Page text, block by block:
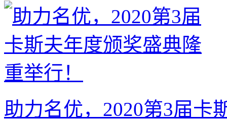
助力名优，2020第3届卡